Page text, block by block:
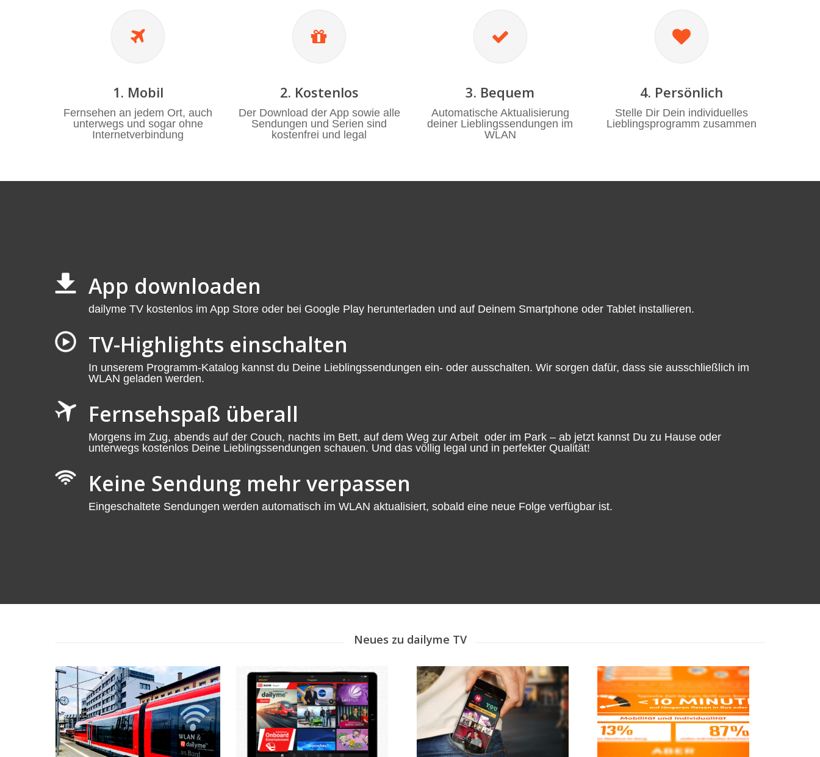
1. Mobil
Fernsehen an jedem Ort, auch
unterwegs und sogar ohne
Internetverbindung
2. Kostenlos
Der Download der App sowie alle
Sendungen und Serien sind
kostenfrei und legal
3. Bequem
Automatische Aktualisierung
deiner Lieblingssendungen im
WLAN
4. Persönlich
Stelle Dir Dein individuelles
Lieblingsprogramm zusammen
App downloaden
dailyme TV kostenlos im App Store oder bei Google Play herunterladen und auf Deinem Smartphone oder Tablet installieren.
TV-Highlights einschalten
In unserem Programm-Katalog kannst du Deine Lieblingssendungen ein- oder ausschalten. Wir sorgen dafür, dass sie ausschließlich im
WLAN geladen werden.
Fernsehspaß überall
Morgens im Zug, abends auf der Couch, nachts im Bett, auf dem Weg zur Arbeit oder im Park – ab jetzt kannst Du zu Hause oder
unterwegs kostenlos Deine Lieblingssendungen schauen. Und das völlig legal und in perfekter Qualität!
Keine Sendung mehr verpassen
Eingeschaltete Sendungen werden automatisch im WLAN aktualisiert, sobald eine neue Folge verfügbar ist.
Neues zu dailyme TV